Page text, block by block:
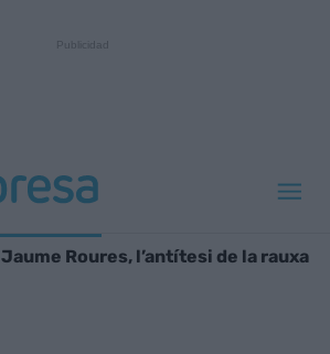
Jaume Roures, l’antítesi de la rauxa